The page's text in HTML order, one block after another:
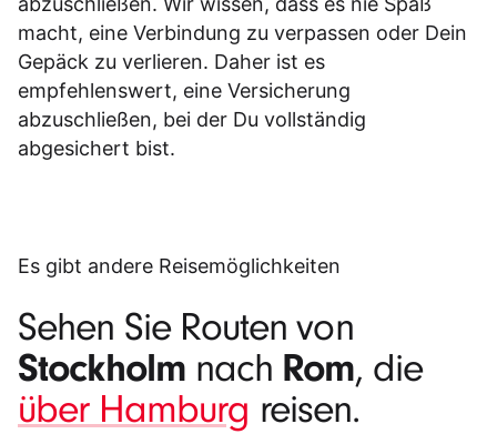
macht, eine Verbindung zu verpassen oder Dein
Gepäck zu verlieren. Daher ist es
empfehlenswert, eine Versicherung
abzuschließen, bei der Du vollständig
abgesichert bist.
Es gibt andere Reisemöglichkeiten
Sehen Sie Routen von
Stockholm nach Rom, die
über Hamburg reisen.